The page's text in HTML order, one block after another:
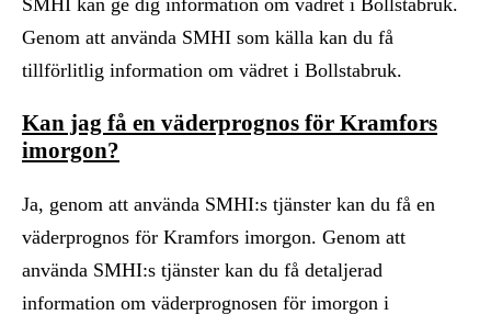
Genom att använda SMHI som källa kan du få
tillförlitlig information om vädret i Bollstabruk.
Kan jag få en väderprognos för Kramfors
imorgon?
Ja, genom att använda SMHI:s tjänster kan du få en
väderprognos för Kramfors imorgon. Genom att
använda SMHI:s tjänster kan du få detaljerad
information om väderprognosen för imorgon i